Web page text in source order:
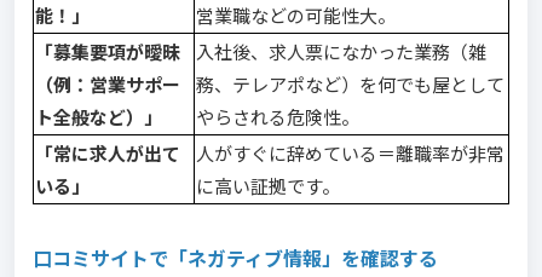
能！」
営業職などの可能性大。
「募集要項が曖昧
（例：営業サポー
ト全般など）」
入社後、求人票になかった業務（雑
務、テレアポなど）を何でも屋として
やらされる危険性。
「常に求人が出て
いる」
人がすぐに辞めている＝離職率が非常
に高い証拠です。
口コミサイトで「ネガティブ情報」を確認する